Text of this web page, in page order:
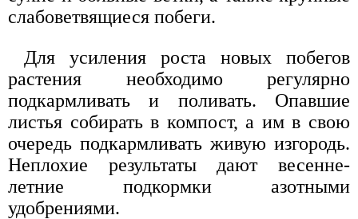
слабоветвящиеся побеги.
Для усиления роста новых побегов
растения необходимо регулярно
подкармливать и поливать. Опавшие
листья собирать в компост, а им в свою
очередь подкармливать живую изгородь.
Неплохие результаты дают весенне-
летние подкормки азотными
удобрениями.